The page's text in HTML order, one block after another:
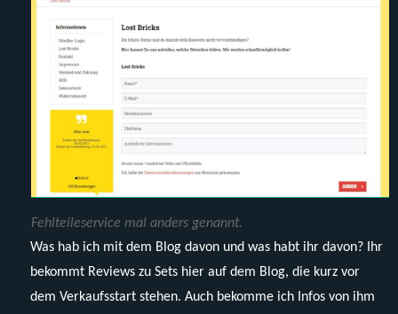
Fehlteileservice mal anders genannt.
Was hab ich mit dem Blog davon und was habt ihr davon? Ihr
bekommt Reviews zu Sets hier auf dem Blog, die kurz vor
dem Verkaufsstart stehen. Auch bekomme ich Infos von ihm